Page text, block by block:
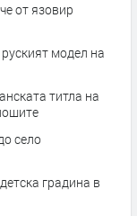
от язовир
модел на
титла на
село
градина в